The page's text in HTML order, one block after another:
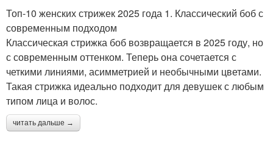
Топ-10 женских стрижек 2025 года 1. Классический боб с
современным подходом
Классическая стрижка боб возвращается в 2025 году, но
с современным оттенком. Теперь она сочетается с
четкими линиями, асимметрией и необычными цветами.
Такая стрижка идеально подходит для девушек с любым
типом лица и волос.
читать дальше →